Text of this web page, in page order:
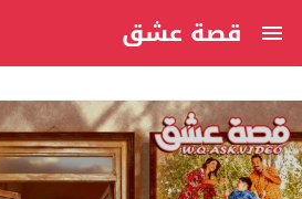
قصة عشق